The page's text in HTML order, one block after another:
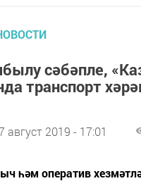
сәбәпле,
транспорт
август 2019 - 17:01
һәм оператив